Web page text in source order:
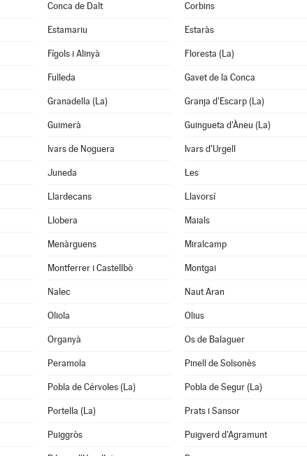
Conca de Dalt Corbins
Estamariu Estaràs
Fígols i Alinyà Floresta (La)
Fulleda Gavet de la Conca
Granadella (La) Granja d'Escarp (La)
Guimerà Guingueta d'Àneu (La)
Ivars de Noguera Ivars d'Urgell
Juneda Les
Llardecans Llavorsí
Llobera Maials
Menàrguens Miralcamp
Montferrer i Castellbò Montgai
Nalec Naut Aran
Oliola Olius
Organyà Os de Balaguer
Peramola Pinell de Solsonès
Pobla de Cérvoles (La) Pobla de Segur (La)
Portella (La) Prats i Sansor
Puiggròs Puigverd d'Agramunt